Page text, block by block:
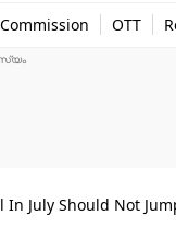
OTT
July Should Not